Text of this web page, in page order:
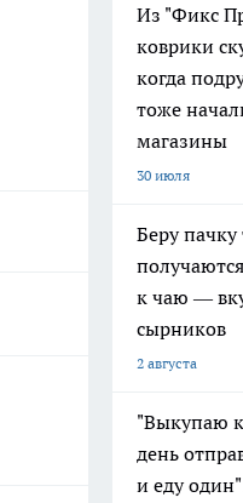
Из "Фикс
коврики
когда
тоже
магазины
30 июля
Беру пачку
к чаю —
сырников
2 августа
"Выкупаю
день
и еду